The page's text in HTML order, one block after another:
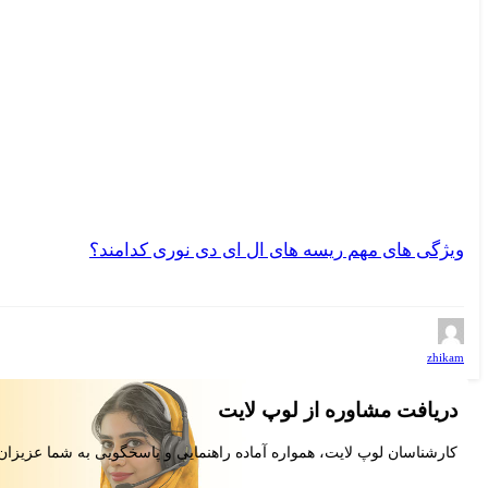
ویژگی های مهم ریسه های ال ای دی نوری کدامند؟
zhikam
دریافت مشاوره از لوپ لایت
کارشناسان لوپ لایت، همواره آماده راهنمایی و پاسخگویی به شما